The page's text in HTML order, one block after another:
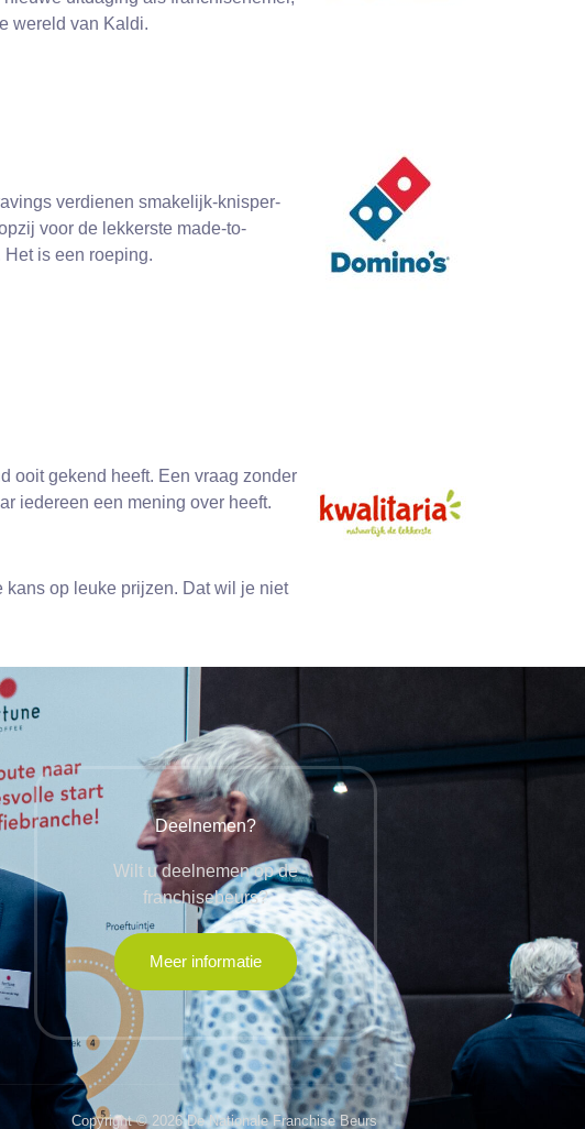
wereld van Kaldi.
verdienen smakelijk-knisper-
voor de lekkerste made-to-
is een roeping.
ooit gekend heeft. Een vraag zonder
iedereen een mening over heeft.
op leuke prijzen. Dat wil je niet
Deelnemen?
Wilt u deelnemen op de
franchisebeurs?
Meer informatie
Copyright © 2026 De Nationale Franchise Beurs